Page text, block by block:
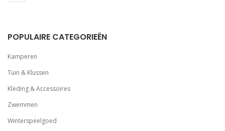
POPULAIRE CATEGORIEËN
Kamperen
Tuin & Klussen
Kleding & Accessoires
Zwemmen
Winterspeelgoed